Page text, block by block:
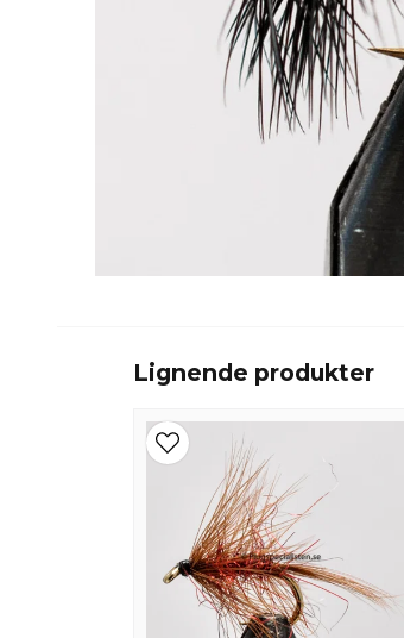
Lignende produkter